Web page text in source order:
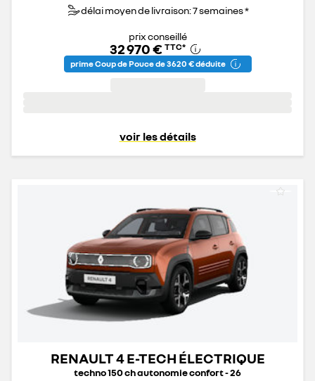
délai moyen de livraison: 7 semaines *
prix conseillé
32 970 € TTC*
prime Coup de Pouce de 3 620 € déduite
voir les détails
RENAULT 4 E-TECH ÉLECTRIQUE
techno 150 ch autonomie confort - 26